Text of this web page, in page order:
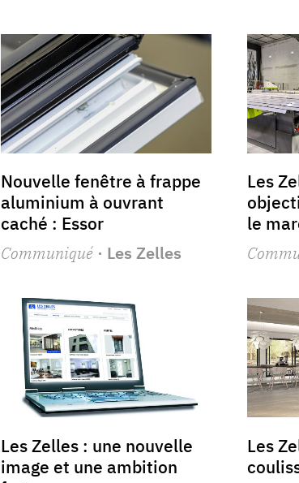
Nouvelle fenêtre à frappe
aluminium à ouvrant
caché : Essor
Communiqué· Les Zelles
Les
le
Les Zelles : une nouvelle
image et une ambition
Les